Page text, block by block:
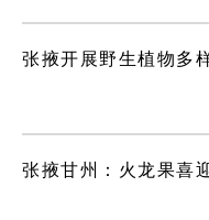
张掖开展野生植物多
张掖甘州：火龙果喜